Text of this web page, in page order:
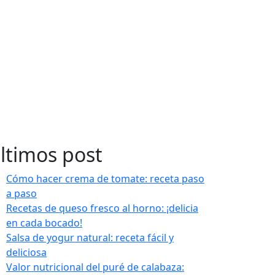
post
Cómo hacer crema de tomate: receta paso
a paso
Recetas de queso fresco al horno: ¡delicia
en cada bocado!
Salsa de yogur natural: receta fácil y
deliciosa
Valor nutricional del puré de calabaza: